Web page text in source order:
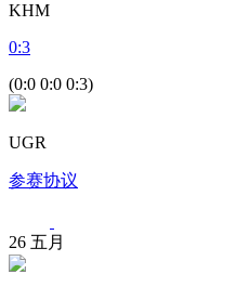
KHM
0:3
(0:0 0:0 0:3)
UGR
参赛协议
26 五月